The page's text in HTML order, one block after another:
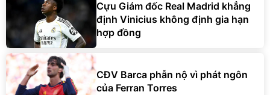
Cựu Giám đốc Real Madrid khẳng
định Vinicius không định gia hạn
hợp đồng
CĐV Barca phẫn nộ vì phát ngôn
của Ferran Torres